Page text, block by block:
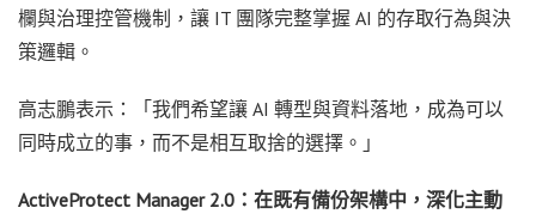
欄與治理控管機制，讓 IT 團隊完整掌握 AI 的存取行為與決
策邏輯。
高志鵬表示：「我們希望讓 AI 轉型與資料落地，成為可以
同時成立的事，而不是相互取捨的選擇。」
ActiveProtect Manager 2.0：在既有備份架構中，深化主動